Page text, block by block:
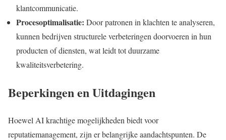
klantcommunicatie.
Procesoptimalisatie: Door patronen in klachten te analyseren,
kunnen bedrijven structurele verbeteringen doorvoeren in hun
producten of diensten, wat leidt tot duurzame
kwaliteitsverbetering.
Beperkingen en Uitdagingen
Hoewel AI krachtige mogelijkheden biedt voor
reputatiemanagement, zijn er belangrijke aandachtspunten. De